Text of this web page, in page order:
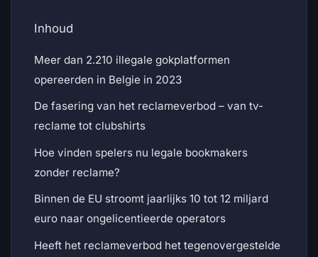
Inhoud
Meer dan 2.210 illegale gokplatformen
opereerden in Belgie in 2023
De fasering van het reclameverbod – van tv-
reclame tot clubshirts
Hoe vinden spelers nu legale bookmakers
zonder reclame?
Binnen de EU stroomt jaarlijks 10 tot 12 miljard
euro naar ongelicentieerde operators
Heeft het reclameverbod het tegenovergestelde